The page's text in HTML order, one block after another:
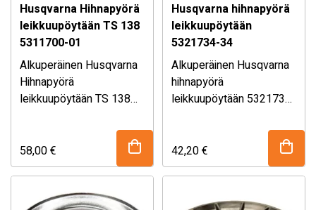
Husqvarna Hihnapyörä
leikkuupöytään TS 138
5311700-01
Alkuperäinen Husqvarna
Hihnapyörä
leikkuupöytään TS 138
138 Traktorileikkurin
leikkuupöytään. Katso
sopivuustaulukko
Mikäli olet epävarma
kysy myymälästämme!
58,00€
Husqvarna hihnapyörä
leikkuupöytään
5321734-34
Alkuperäinen Husqvarna
hihnapyörä
leikkuupöytään 5321734-
osan sopivuudesta,
kysy myymälästämme!
42,20€